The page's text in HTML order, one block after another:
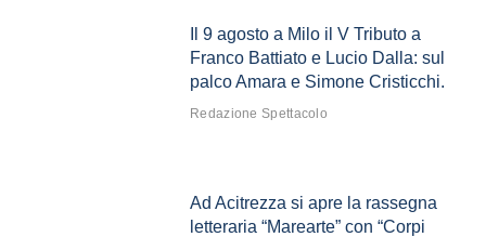
Il 9 agosto a Milo il V Tributo a
Franco Battiato e Lucio Dalla: sul
palco Amara e Simone Cristicchi.
Redazione Spettacolo
Ad Acitrezza si apre la rassegna
letteraria “Marearte” con “Corpi